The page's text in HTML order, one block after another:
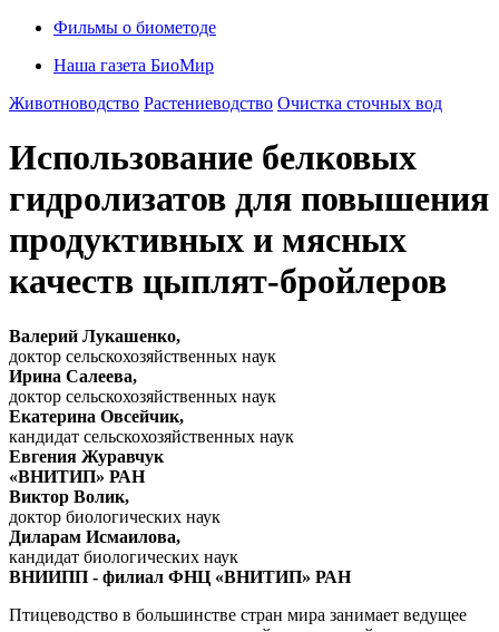
Фильмы о биометоде
Наша газета БиоМир
Животноводство Растениеводство Очистка сточных вод
Использование белковых
гидролизатов для повышения
продуктивных и мясных
качеств цыплят-бройлеров
Валерий Лукашенко,
доктор сельскохозяйственных наук
Ирина Салеева,
доктор сельскохозяйственных наук
Екатерина Овсейчик,
кандидат сельскохозяйственных наук
Евгения Журавчук
«ВНИТИП» РАН
Виктор Волик,
доктор биологических наук
Диларам Исмаилова,
кандидат биологических наук
ВНИИПП - филиал ФНЦ «ВНИТИП» РАН
Птицеводство в большинстве стран мира занимает ведущее